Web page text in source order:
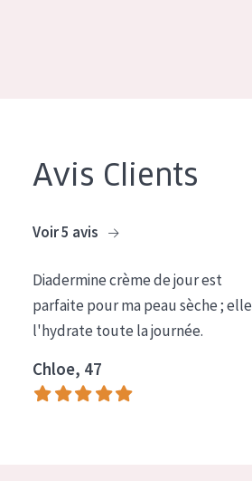
TYPE DE PRODUIT
Crème pour les Yeux
Sérum
COLLECTION
Avis Clients
Voir 5 avis
Diadermine crème de jour est
parfaite pour ma peau sèche ; elle
l'hydrate toute la journée.
Chloe, 47